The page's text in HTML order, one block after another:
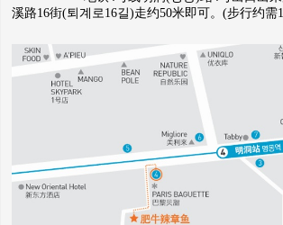
溪路16街(퇴계로16길)走约50米即可。(步行约需